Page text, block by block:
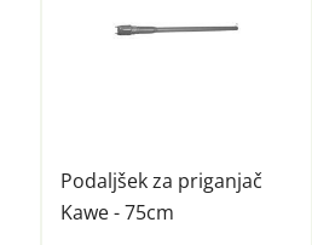
Podaljšek za priganjač
Kawe - 75cm